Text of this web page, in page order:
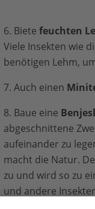
6. Biete feuchten
Viele Insekten wie
benötigen Lehm,
7. Auch einen
8. Baue eine
abgeschnittene
aufeinander zu
macht die Natur.
zu und wird so zu
und andere